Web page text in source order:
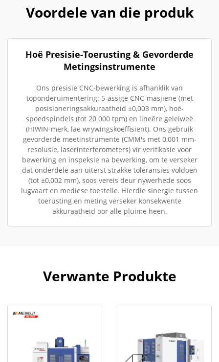
Voordele van die produk
Hoë Presisie-Toerusting & Gevorderde
Metingsinstrumente
Ons presisie CNC-bewerking is afhanklik van
toponderuimentering: 5-assige CNC-masjiene (met
posisioneringsakkuraatheid ±0,003 mm), hoë-
spoedspindels (tot 20 000 tpm) en lineêre geleiweë
(HIWIN-merk, lae wrywingskoëffisiënt). Ons gebruik
gevorderde meetinstrumente (CMM's met 0,001 mm-
resolusie, laserinterferometers) vir verifikasie voor
bewerking en inspeksie na bewerking, om te verseker
dat onderdele aan uiterst strakke toleransies voldoen
(tot ±0,002 mm), soos vereis deur nywerhede soos
lugvaart en mediese toestelle. Hierdie sinergie tussen
toerusting en meting verseker konsekwente
akkuraatheid oor alle pluime heen.
Verwante Produkte